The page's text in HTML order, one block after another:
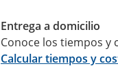
Entrega a domicilio
Conoce los tiempos y
Calcular tiempos y